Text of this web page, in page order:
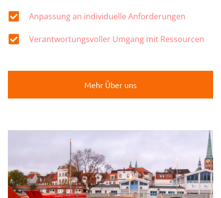
Anpassung an individuelle Anforderungen
Verantwortungsvoller Umgang mit Ressourcen
Mehr Über uns